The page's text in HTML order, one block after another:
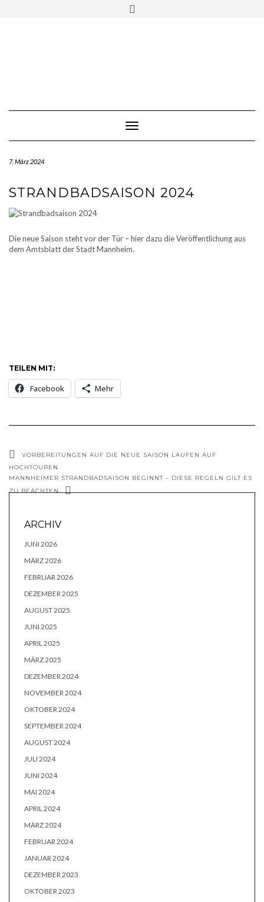
Toggle Navigation
7. März 2024
STRANDBADSAISON 2024
Die neue Saison steht vor der Tür – hier dazu die Veröffentlichung aus
dem Amtsblatt der Stadt Mannheim.
TEILEN MIT:
Facebook Mehr
VORBEREITUNGEN AUF DIE NEUE SAISON LAUFEN AUF
HOCHTOUREN
MANNHEIMER STRANDBADSAISON BEGINNT – DIESE REGELN GILT ES
ZU BEACHTEN
ARCHIV
JUNI 2026
MÄRZ 2026
FEBRUAR 2026
DEZEMBER 2025
AUGUST 2025
JUNI 2025
APRIL 2025
MÄRZ 2025
DEZEMBER 2024
NOVEMBER 2024
OKTOBER 2024
SEPTEMBER 2024
AUGUST 2024
JULI 2024
JUNI 2024
MAI 2024
APRIL 2024
MÄRZ 2024
FEBRUAR 2024
JANUAR 2024
DEZEMBER 2023
OKTOBER 2023